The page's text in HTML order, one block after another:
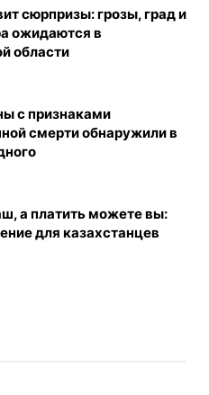
сюрпризы: грозы, град и
ожидаются в
области
с признаками
смерти обнаружили в
а платить можете вы:
для казахстанцев